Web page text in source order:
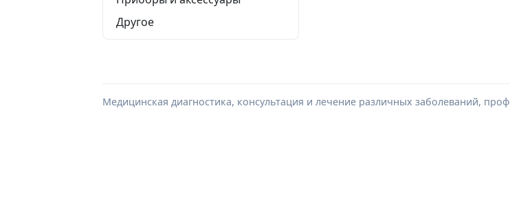
Другое
Медицинская диагностика, консультация и лечение различных заболеваний,